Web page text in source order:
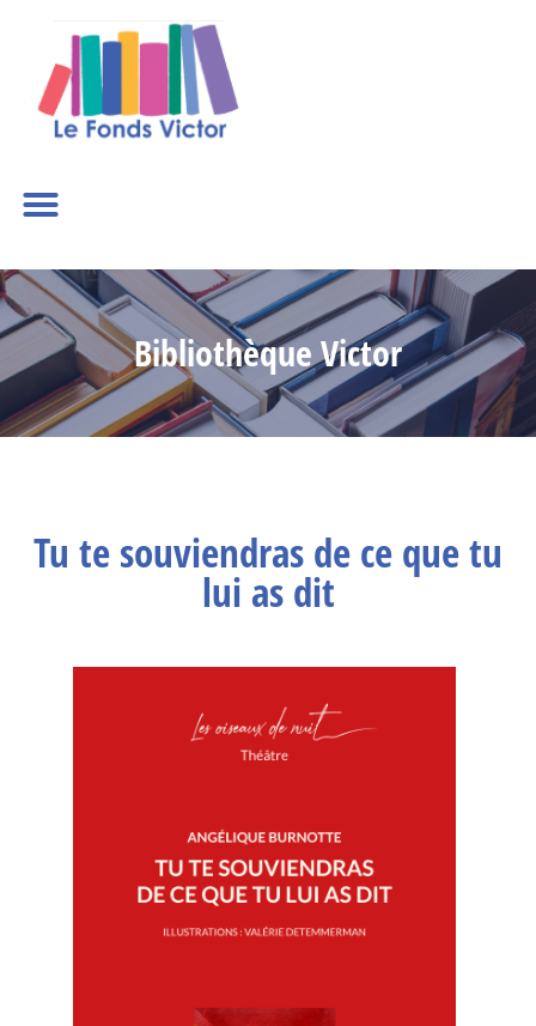
Bibliothèque Victor
Tu te souviendras de ce que tu
lui as dit